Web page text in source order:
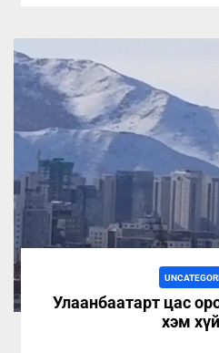
Улаанбаатарт цас
хэм